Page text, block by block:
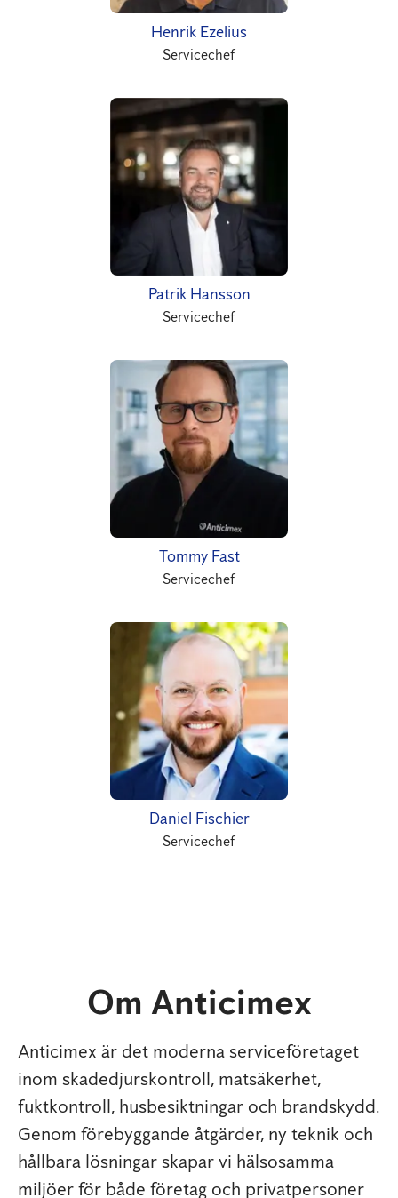
Henrik Ezelius
Servicechef
Patrik Hansson
Servicechef
Tommy Fast
Servicechef
Daniel Fischier
Servicechef
Om Anticimex
Anticimex är det moderna serviceföretaget
inom skadedjurskontroll, matsäkerhet,
fuktkontroll, husbesiktningar och brandskydd.
Genom förebyggande åtgärder, ny teknik och
hållbara lösningar skapar vi hälsosamma
miljöer för både företag och privatpersoner